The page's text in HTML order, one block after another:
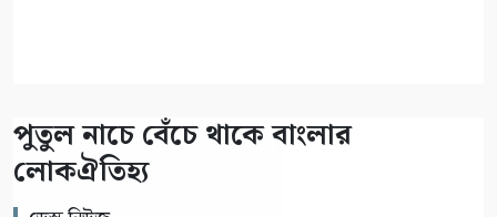
পুতুল নাচে বেঁচে থাকে বাংলার
লোকঐতিহ্য